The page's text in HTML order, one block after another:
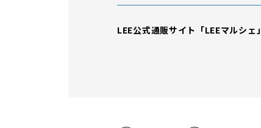
「LEE DAYS」本物志向にときめく